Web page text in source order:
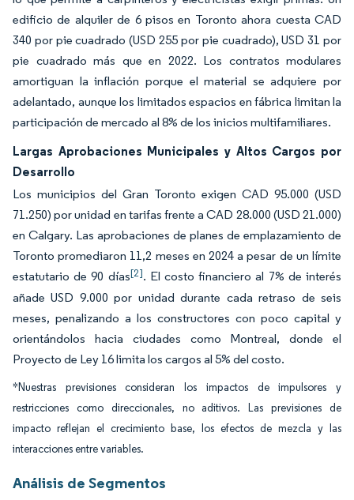
edificio de alquiler de 6 pisos en Toronto ahora cuesta CAD
340 por pie cuadrado (USD 255 por pie cuadrado), USD 31 por
pie cuadrado más que en 2022. Los contratos modulares
amortiguan la inflación porque el material se adquiere por
adelantado, aunque los limitados espacios en fábrica limitan la
participación de mercado al 8% de los inicios multifamiliares.
Largas Aprobaciones Municipales y Altos Cargos por
Desarrollo
Los municipios del Gran Toronto exigen CAD 95.000 (USD
71.250) por unidad en tarifas frente a CAD 28.000 (USD 21.000)
en Calgary. Las aprobaciones de planes de emplazamiento de
Toronto promediaron 11,2 meses en 2024 a pesar de un límite
estatutario de 90 días[2]. El costo financiero al 7% de interés
añade USD 9.000 por unidad durante cada retraso de seis
meses, penalizando a los constructores con poco capital y
orientándolos hacia ciudades como Montreal, donde el
Proyecto de Ley 16 limita los cargos al 5% del costo.
*Nuestras previsiones consideran los impactos de impulsores y
restricciones como direccionales, no aditivos. Las previsiones de
impacto reflejan el crecimiento base, los efectos de mezcla y las
interacciones entre variables.
Análisis de Segmentos